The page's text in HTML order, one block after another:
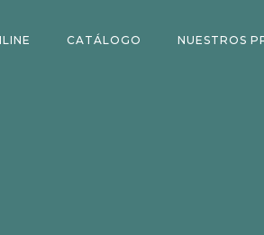
CATÁLOGO NUESTROS